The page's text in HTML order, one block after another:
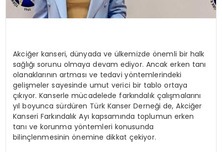
Akciğer kanseri, dünyada ve ülkemizde önemli bir halk
sağlığı sorunu olmaya devam ediyor. Ancak erken tanı
olanaklarının artması ve tedavi yöntemlerindeki
gelişmeler sayesinde umut verici bir tablo ortaya
çıkıyor. Kanserle mücadelede farkındalık çalışmalarını
yıl boyunca sürdüren Türk Kanser Derneği de, Akciğer
Kanseri Farkındalık Ayı kapsamında toplumun erken
tanı ve korunma yöntemleri konusunda
bilinçlenmesinin önemine dikkat çekiyor.